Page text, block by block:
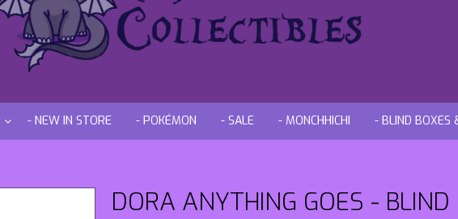
- NEW IN STORE - POKÉMON - SALE - MONCHHICHI - BLIND BOXES
DORA ANYTHING GOES - BLIND